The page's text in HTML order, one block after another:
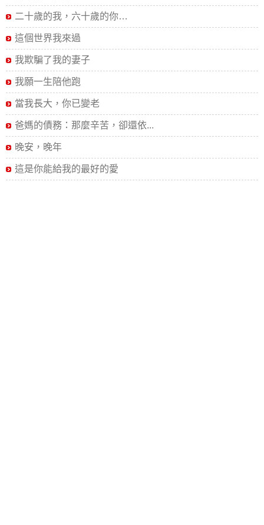
二十歲的我，六十歲的你…
這個世界我來過
我欺騙了我的妻子
我願一生陪他跑
當我長大，你已變老
爸媽的債務：那麼辛苦，卻還依...
晚安，晚年
這是你能給我的最好的愛